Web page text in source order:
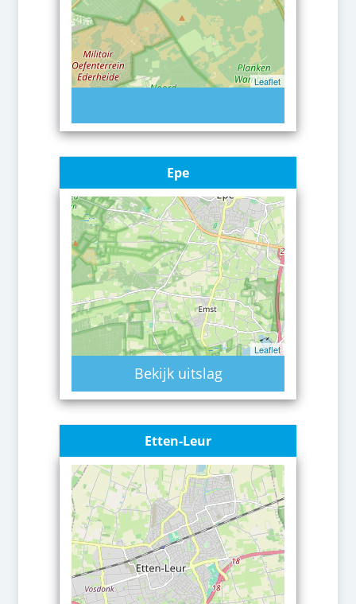
Leaflet
Epe
Leaflet
Bekijk uitslag
Etten-Leur